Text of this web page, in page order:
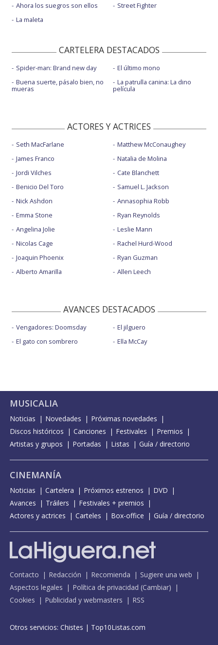
Ahora los suegros son ellos
La maleta
Street Fighter
CARTELERA DESTACADOS
Spider-man: Brand new day
Buena suerte, pásalo bien, no
mueras
El último mono
La patrulla canina: La dino
película
ACTORES Y ACTRICES
Seth MacFarlane
James Franco
Jordi Vilches
Benicio Del Toro
Nick Ashdon
Emma Stone
Angelina Jolie
Nicolas Cage
Joaquin Phoenix
Alberto Amarilla
Matthew McConaughey
Natalia de Molina
Cate Blanchett
Samuel L. Jackson
Annasophia Robb
Ryan Reynolds
Leslie Mann
Rachel Hurd-Wood
Ryan Guzman
Allen Leech
AVANCES DESTACADOS
Vengadores: Doomsday
El gato con sombrero
El jilguero
Ella McCay
MUSICALIA
Noticias Novedades
Próximas novedades
Discos históricos
Canciones Festivales
Premios
Artistas y grupos
Portadas Listas Guía / directorio
CINEMANÍA
Noticias Cartelera Próximos estrenos
DVD
Avances
Tráilers
Festivales + premios
Actores y actrices
Carteles Box-office Guía / directorio
Contacto Redacción Recomienda
Sugiere una web
Aspectos legales
Política de privacidad (Cambiar)
Cookies
Publicidad y webmasters RSS
Otros servicios: Chistes | Top10Listas.com